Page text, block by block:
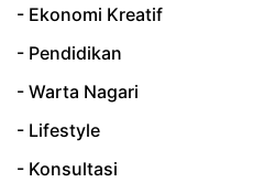
- Ekonomi Kreatif
- Pendidikan
- Warta Nagari
- Lifestyle
- Konsultasi